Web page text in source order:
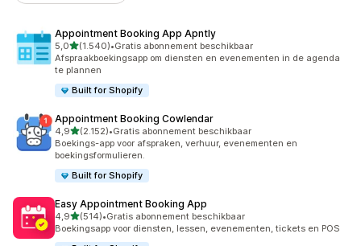
Appointment Booking App Apntly
5,0van 5 sterren
(1.540)
1540 recensies in totaal
•Gratis abonnement beschikbaar
Afspraakboekingsapp om diensten en evenementen in de agenda
te plannen
Built for Shopify
Appointment Booking Cowlendar
4,9van 5 sterren
(2.152)
2152 recensies in totaal
•Gratis abonnement beschikbaar
Boekings-app voor afspraken, verhuur, evenementen en
boekingsformulieren.
Built for Shopify
Easy Appointment Booking App
4,9van 5 sterren
(514)
514 recensies in totaal
•Gratis abonnement beschikbaar
Boekingsapp voor diensten, lessen, evenementen, tickets en POS